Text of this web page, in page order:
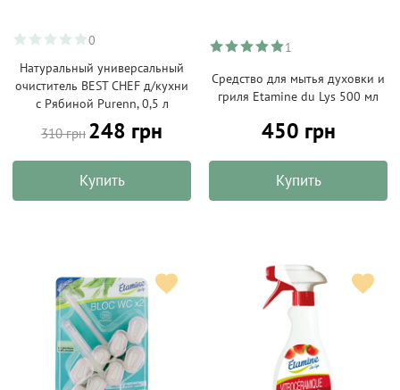
0
Натуральный универсальный
очиститель BEST CHEF д/кухни
с Рябиной Purenn, 0,5 л
310 грн 248 грн
Купить
1
Средство для мытья духовки и
гриля Etamine du Lys 500 мл
450 грн
Купить